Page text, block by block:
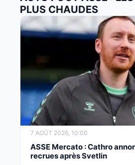
PLUS CHAUDES
7 AOÛT 2026, 10:00
ASSE Mercato : Cathro
recrues après Svetlin